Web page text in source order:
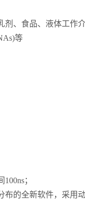
、食品、液体工作
等
；
的全新软件，采用